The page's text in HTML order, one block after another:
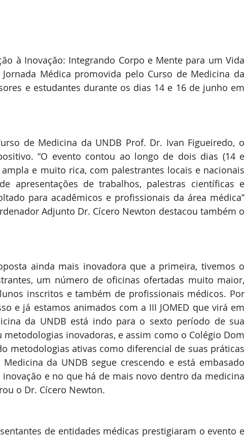
à Inovação: Integrando Corpo e Mente para um Vida
Médica promovida pelo Curso de Medicina da
e estudantes durante os dias 14 e 16 de junho em
de Medicina da UNDB Prof. Dr. Ivan Figueiredo, o
“O evento contou ao longo de dois dias (14 e
e muito rica, com palestrantes locais e nacionais
apresentações de trabalhos, palestras científicas e
para acadêmicos e profissionais da área médica”
Adjunto Dr. Cícero Newton destacou também o
ainda mais inovadora que a primeira, tivemos o
um número de oficinas ofertadas muito maior,
inscritos e também de profissionais médicos. Por
e já estamos animados com a III JOMED que virá em
da UNDB está indo para o sexto período de sua
inovadoras, e assim como o Colégio Dom
metodologias ativas como diferencial de suas práticas
da UNDB segue crescendo e está embasado
e no que há de mais novo dentro da medicina
o Dr. Cícero Newton.
de entidades médicas prestigiaram o evento e